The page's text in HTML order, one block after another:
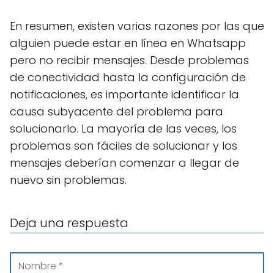
En resumen, existen varias razones por las que
alguien puede estar en línea en Whatsapp
pero no recibir mensajes. Desde problemas
de conectividad hasta la configuración de
notificaciones, es importante identificar la
causa subyacente del problema para
solucionarlo. La mayoría de las veces, los
problemas son fáciles de solucionar y los
mensajes deberían comenzar a llegar de
nuevo sin problemas.
Deja una respuesta